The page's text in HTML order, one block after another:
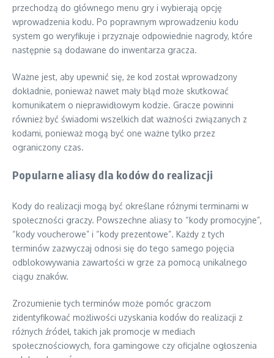
przechodzą do głównego menu gry i wybierają opcję
wprowadzenia kodu. Po poprawnym wprowadzeniu kodu
system go weryfikuje i przyznaje odpowiednie nagrody, które
następnie są dodawane do inwentarza gracza.
Ważne jest, aby upewnić się, że kod został wprowadzony
dokładnie, ponieważ nawet mały błąd może skutkować
komunikatem o nieprawidłowym kodzie. Gracze powinni
również być świadomi wszelkich dat ważności związanych z
kodami, ponieważ mogą być one ważne tylko przez
ograniczony czas.
Popularne aliasy dla kodów do realizacji
Kody do realizacji mogą być określane różnymi terminami w
społeczności graczy. Powszechne aliasy to “kody promocyjne”,
“kody voucherowe” i “kody prezentowe”. Każdy z tych
terminów zazwyczaj odnosi się do tego samego pojęcia
odblokowywania zawartości w grze za pomocą unikalnego
ciągu znaków.
Zrozumienie tych terminów może pomóc graczom
zidentyfikować możliwości uzyskania kodów do realizacji z
różnych źródeł, takich jak promocje w mediach
społecznościowych, fora gamingowe czy oficjalne ogłoszenia